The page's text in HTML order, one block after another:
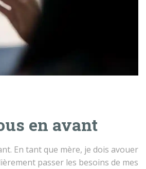
en avant
En tant que mère, je dois avouer
passer les besoins de mes